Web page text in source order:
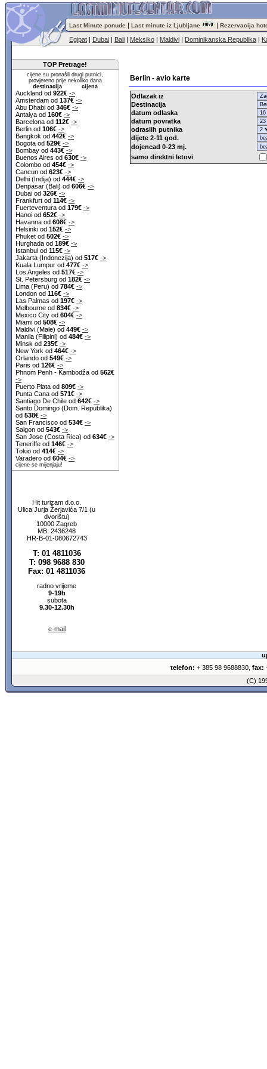
Last Minute ponude | Last minute iz Ljubljane | Rezervacija
Egipat | Dubai | Bali | Meksiko | Maldivi | Dominikanska Republika |
TOP Pretrage!
cijene su pronašli drugi putnici,
provjereno prije nekoliko dana
destinacija cijena
Auckland od 922€ ->
Amsterdam od 137€ ->
Abu Dhabi od 346€ ->
Antalya od 160€ ->
Barcelona od 112€ ->
Berlin od 106€ ->
Bangkok od 442€ ->
Bogota od 529€ ->
Bombay od 443€ ->
Buenos Aires od 630€ ->
Colombo od 454€ ->
Cancun od 623€ ->
Delhi (Indija) od 444€ ->
Denpasar (Bali) od 606€ ->
Dubai od 326€ ->
Frankfurt od 114€ ->
Fuerteventura od 179€ ->
Hanoi od 652€ ->
Havanna od 608€ ->
Helsinki od 152€ ->
Phuket od 502€ ->
Hurghada od 189€ ->
Istanbul od 115€ ->
Jakarta (Indonezija) od 517€ ->
Kuala Lumpur od 477€ ->
Los Angeles od 517€ ->
St. Petersburg od 182€ ->
Lima (Peru) od 784€ ->
London od 116€ ->
Las Palmas od 197€ ->
Melbourne od 834€ ->
Mexico City od 604€ ->
Miami od 508€ ->
Maldivi (Male) od 449€ ->
Manila (Filipini) od 484€ ->
Minsk od 235€ ->
New York od 464€ ->
Orlando od 549€ ->
Paris od 126€ ->
Phnom Penh - Kambodža od 562€
->
Puerto Plata od 809€ ->
Punta Cana od 571€ ->
Santiago De Chile od 642€ ->
Santo Domingo (Dom. Republika)
od 538€ ->
San Francisco od 534€ ->
Saigon od 543€ ->
San Jose (Costa Rica) od 634€ ->
Teneriffe od 146€ ->
Tokio od 414€ ->
Varadero od 604€ ->
cijene se mijenjaju!
Hit turizam d.o.o.
Ulica Jurja Žerjavića 7/1 (u
dvorištu)
10000 Zagreb
MB: 2436248
HR-B-01-080672743
T: 01 4811036
T: 098 9688 830
Fax: 01 4811036
radno vrijeme
9-19h
subota
9.30-12.30h
e-mail
Berlin - avio karte
Odlazak iz
Destinacija
datum odlaska
datum povratka
odraslih putnika
dijete 2-11 god.
dojencad 0-23 mj.
samo direktni letovi
telefon: + 385 98 9688830, fax:
(C)